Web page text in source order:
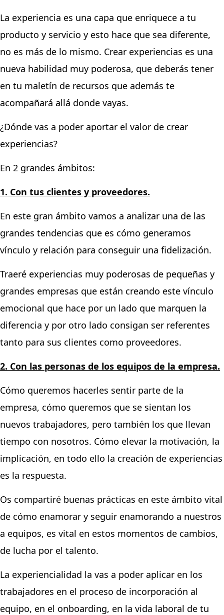
La experiencia es una capa que enriquece a tu
producto y servicio y esto hace que sea diferente,
no es más de lo mismo. Crear experiencias es una
nueva habilidad muy poderosa, que deberás tener
en tu maletín de recursos que además te
acompañará allá donde vayas.
¿Dónde vas a poder aportar el valor de crear
experiencias?
En 2 grandes ámbitos:
1. Con tus clientes y proveedores.
En este gran ámbito vamos a analizar una de las
grandes tendencias que es cómo generamos
vínculo y relación para conseguir una fidelización.
Traeré experiencias muy poderosas de pequeñas y
grandes empresas que están creando este vínculo
emocional que hace por un lado que marquen la
diferencia y por otro lado consigan ser referentes
tanto para sus clientes como proveedores.
2. Con las personas de los equipos de la empresa.
Cómo queremos hacerles sentir parte de la
empresa, cómo queremos que se sientan los
nuevos trabajadores, pero también los que llevan
tiempo con nosotros. Cómo elevar la motivación, la
implicación, en todo ello la creación de experiencias
es la respuesta.
Os compartiré buenas prácticas en este ámbito vital
de cómo enamorar y seguir enamorando a nuestros
a equipos, es vital en estos momentos de cambios,
de lucha por el talento.
La experiencialidad la vas a poder aplicar en los
trabajadores en el proceso de incorporación al
equipo, en el onboarding, en la vida laboral de tu